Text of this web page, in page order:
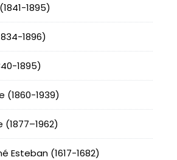
1895)
1896)
1895)
(1860-1939)
Esteban (1617-1682)